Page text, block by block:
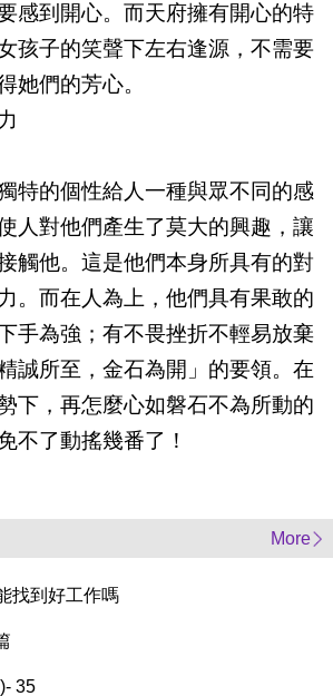
感到開心。而天府擁有開心的特
孩子的笑聲下左右逢源，不需要
她們的芳心。
特的個性給人一種與眾不同的感
人對他們產生了莫大的興趣，讓
觸他。這是他們本身所具有的對
。而在人為上，他們具有果敢的
手為強；有不畏挫折不輕易放棄
誠所至，金石為開」的要領。在
下，再怎麼心如磐石不為所動的
不了動搖幾番了！
More
找到好工作嗎
35